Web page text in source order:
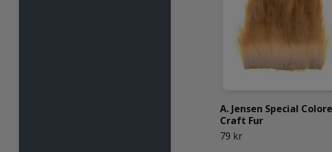
A. Jensen Special
Craft Fur
79 kr